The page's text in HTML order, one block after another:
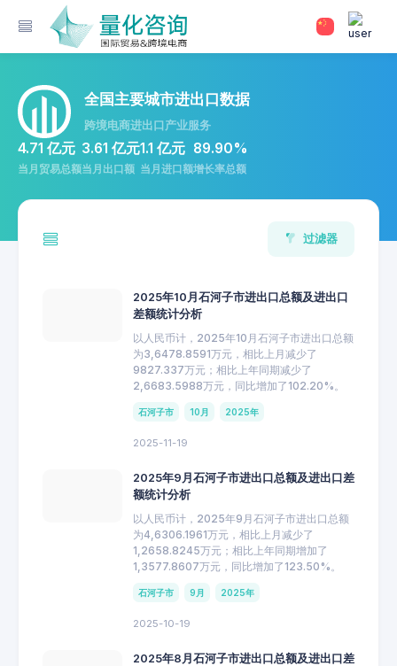
全国主要城市进出口数据
跨境电商进出口产业服务
4.71 亿元
当月贸易总额
3.61 亿元
当月出口额
1.1 亿元
当月进口额
89.90%
增长率总额
过滤器
2025年10月石河子市进出口总额及进出口
差额统计分析
以人民币计，2025年10月石河子市进出口总额
为3,6478.8591万元，相比上月减少了
9827.337万元；相比上年同期减少了
2,6683.5988万元，同比增加了102.20%。
石河子市 10月 2025年
2025-11-19
2025年9月石河子市进出口总额及进出口差
额统计分析
以人民币计，2025年9月石河子市进出口总额
为4,6306.1961万元，相比上月减少了
1,2658.8245万元；相比上年同期增加了
1,3577.8607万元，同比增加了123.50%。
石河子市 9月 2025年
2025-10-19
2025年8月石河子市进出口总额及进出口差